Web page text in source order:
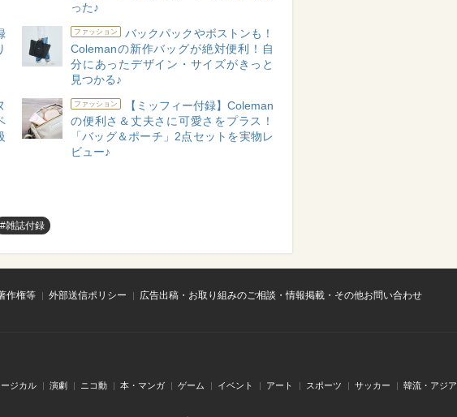
った♪
ファッション
バックパックやボストンも！
Colemanの新作バッグが絶対便利！自
分にあったデザイン・サイズがきっと
見つかる♪
ファッション
【ミッフィー付録】Coleman
の便利さ＆丈夫さに可愛さをプラス！
「バッグ＆ポーチ」2点セットを実物レ
ビュー♪
#雑誌付録
作権等 外部送信ポリシー
広告出稿・お取り組みのご相談・情報掲載・その他お問い合わせ
ジカル 演劇 ニコ動 本・マンガ ゲーム イベント アート スポーツ サッカー 韓流・アジア